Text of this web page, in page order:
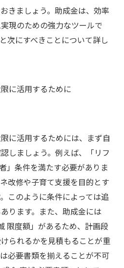
きましょう。助成金は、効率
現のための強力なツールで
次にすべきことについて詳し
に活用するために
に活用するためには、まず自
しましょう。例えば、「リフ
」条件を満たす必要がありま
改修や子育て支援を目的とす
このように条件によっては追
ります。また、助成金には
限度額」があるため、計画段
られるかを見積もることが重
必要書類を揃えることが不可